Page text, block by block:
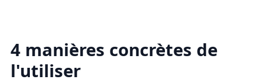
4 manières concrètes de
l'utiliser